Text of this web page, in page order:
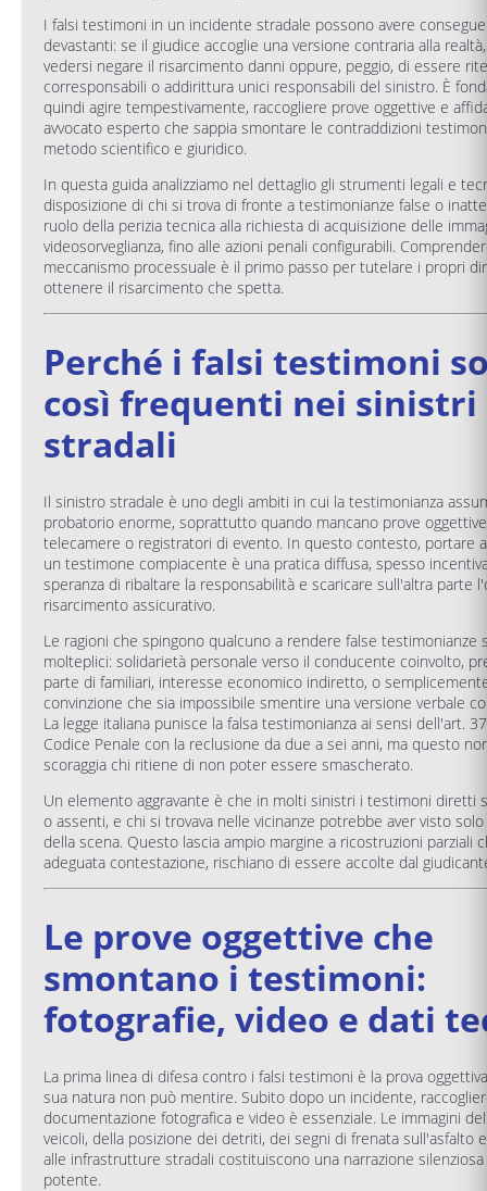
I falsi testimoni in un incidente stradale possono avere
devastanti: se il giudice accoglie una versione contraria alla
vedersi negare il risarcimento danni oppure, peggio, di essere
corresponsabili o addirittura unici responsabili del sinistro. È
quindi agire tempestivamente, raccogliere prove oggettive e
avvocato esperto che sappia smontare le contraddizioni
metodo scientifico e giuridico.
In questa guida analizziamo nel dettaglio gli strumenti legali e
disposizione di chi si trova di fronte a testimonianze false o
ruolo della perizia tecnica alla richiesta di acquisizione delle
videosorveglianza, fino alle azioni penali configurabili.
meccanismo processuale è il primo passo per tutelare i propri
ottenere il risarcimento che spetta.
Perché i falsi testimoni
così frequenti nei sinistri
stradali
Il sinistro stradale è uno degli ambiti in cui la testimonianza
probatorio enorme, soprattutto quando mancano prove
telecamere o registratori di evento. In questo contesto, portare
un testimone compiacente è una pratica diffusa, spesso
speranza di ribaltare la responsabilità e scaricare sull'altra parte
risarcimento assicurativo.
Le ragioni che spingono qualcuno a rendere false testimonianze
molteplici: solidarietà personale verso il conducente coinvolto,
parte di familiari, interesse economico indiretto, o
convinzione che sia impossibile smentire una versione verbale
La legge italiana punisce la falsa testimonianza ai sensi dell'art.
Codice Penale con la reclusione da due a sei anni, ma questo
scoraggia chi ritiene di non poter essere smascherato.
Un elemento aggravante è che in molti sinistri i testimoni diretti
o assenti, e chi si trovava nelle vicinanze potrebbe aver visto
della scena. Questo lascia ampio margine a ricostruzioni parziali
adeguata contestazione, rischiano di essere accolte dal
Le prove oggettive che
smontano i testimoni:
fotografie, video e dati
La prima linea di difesa contro i falsi testimoni è la prova
sua natura non può mentire. Subito dopo un incidente,
documentazione fotografica e video è essenziale. Le immagini
veicoli, della posizione dei detriti, dei segni di frenata sull'asfalto
alle infrastrutture stradali costituiscono una narrazione silenziosa
potente.